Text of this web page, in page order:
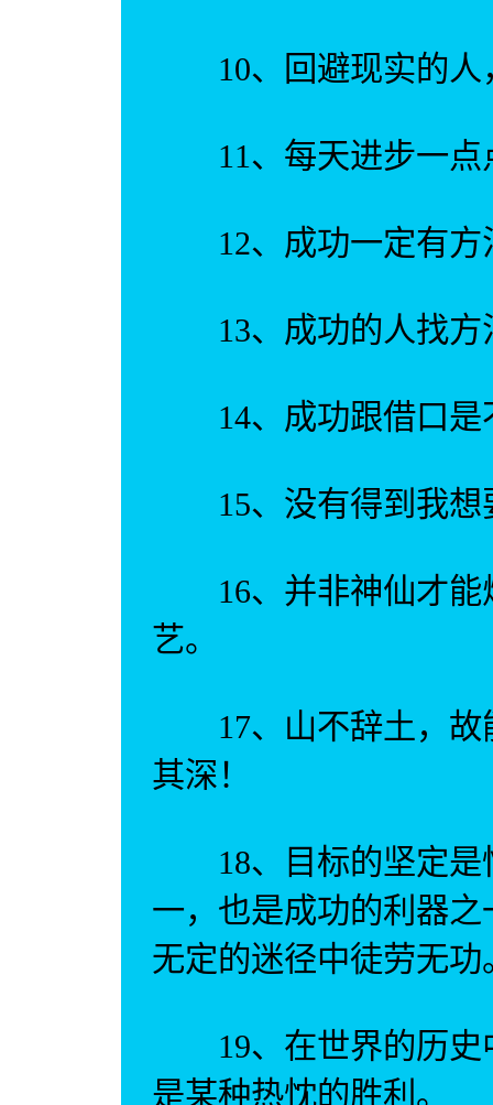
10、回避现实的人
11、每天进步一点
12、成功一定有方
13、成功的人找方
14、成功跟借口是
15、没有得到我想
16、并非神仙才能
艺。
17、山不辞土，故
其深！
18、目标的坚定是
一，也是成功的利器
无定的迷径中徒劳无功
19、在世界的历史
是某种热忱的胜利。